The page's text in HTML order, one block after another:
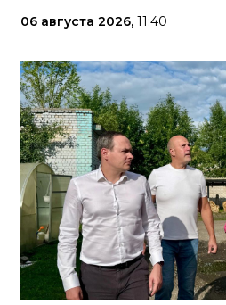
06 августа 2026, 11:40